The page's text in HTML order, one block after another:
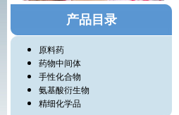
产品目录
原料药
药物中间体
手性化合物
氨基酸衍生物
精细化学品